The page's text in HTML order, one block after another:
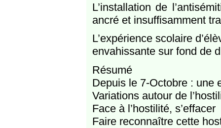
L’installation de
ancré et insuffisamment
L’expérience scolaire
envahissante sur fond de
Résumé
Depuis le 7-Octobre : une
Variations autour de
Face à l’hostilité, s’effacer
Faire reconnaître cette